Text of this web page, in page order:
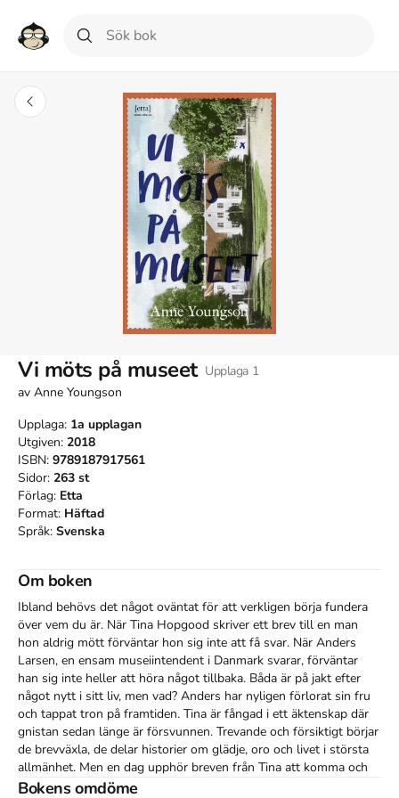
Vi möts på museet Upplaga 1
av Anne Youngson
Upplaga: 1a upplagan
Utgiven: 2018
ISBN: 9789187917561
Sidor: 263 st
Förlag: Etta
Format: Häftad
Språk: Svenska
Om boken
Ibland behövs det något oväntat för att verkligen börja fundera
över vem du är. När Tina Hopgood skriver ett brev till en man
hon aldrig mött förväntar hon sig inte att få svar. När Anders
Larsen, en ensam museiintendent i Danmark svarar, förväntar
han sig inte heller att höra något tillbaka. Båda är på jakt efter
något nytt i sitt liv, men vad? Anders har nyligen förlorat sin fru
och tappat tron på framtiden. Tina är fångad i ett äktenskap där
gnistan sedan länge är försvunnen. Trevande och försiktigt börjar
de brevväxla, de delar historier om glädje, oro och livet i största
allmänhet. Men en dag upphör breven från Tina att komma och
Anders tappar nästan fotfästet.
Bokens omdöme